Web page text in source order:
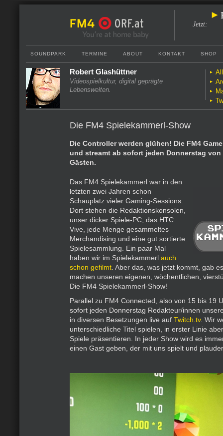
Jetzt:
SOUNDPARK TERMINE ABOUT KONTAKT SHOP
Robert Glashüttner
Videospielkultur, digital geprägte
Lebenswelten.
Die FM4 Spielekammerl-Show
Die Controller werden glühen! Die FM4
und streamt ab sofort jeden Donnerstag von
Gästen.
Das FM4 Spielekammerl war in den
letzten zwei Jahren schon
Schauplatz vieler Gaming-Sessions.
Dort stehen die Redaktionskonsolen,
unser dicker Spiele-PC, das HTC
Vive, jede Menge gesammeltes
Merchandising und eine gut sortierte
Spielesammlung. Ein paar Mal
haben wir im Spielekammerl auch
schon gefilmt . Aber das, was jetzt kommt, gab
machen unseren eigenen, wöchentlichen,
Die FM4 Spielekammerl-Show!
Parallel zu FM4 Connected, also von 15 bis 19
sofort jeden Donnerstag Redakteur/innen
in diversen Besetzungen live auf Twitch.tv. Wir
unterschiedliche Titel spielen, in erster Linie
Spiele präsentieren. In jeder Show wird es
einen Gast geben, der mit uns spielt und